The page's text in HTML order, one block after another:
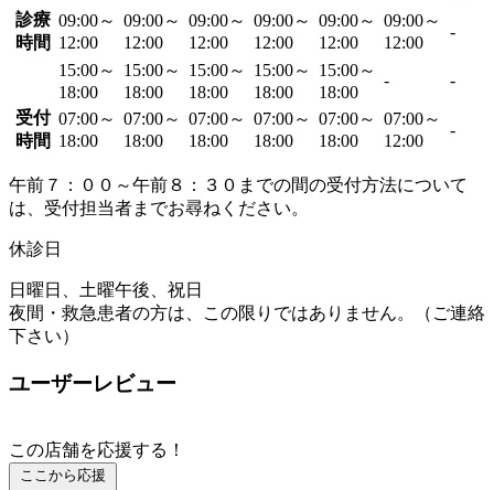
診療
時間
09:00～
12:00
09:00～
12:00
09:00～
12:00
09:00～
12:00
09:00～
12:00
09:00～
12:00
-
15:00～
18:00
15:00～
18:00
15:00～
18:00
15:00～
18:00
15:00～
18:00
-
-
受付
時間
07:00～
18:00
07:00～
18:00
07:00～
18:00
07:00～
18:00
07:00～
18:00
07:00～
12:00
-
午前７：００～午前８：３０までの間の受付方法について
は、受付担当者までお尋ねください。
休診日
日曜日、土曜午後、祝日
夜間・救急患者の方は、この限りではありません。（ご連絡
下さい）
ユーザーレビュー
この店舗を応援する！
ここから応援